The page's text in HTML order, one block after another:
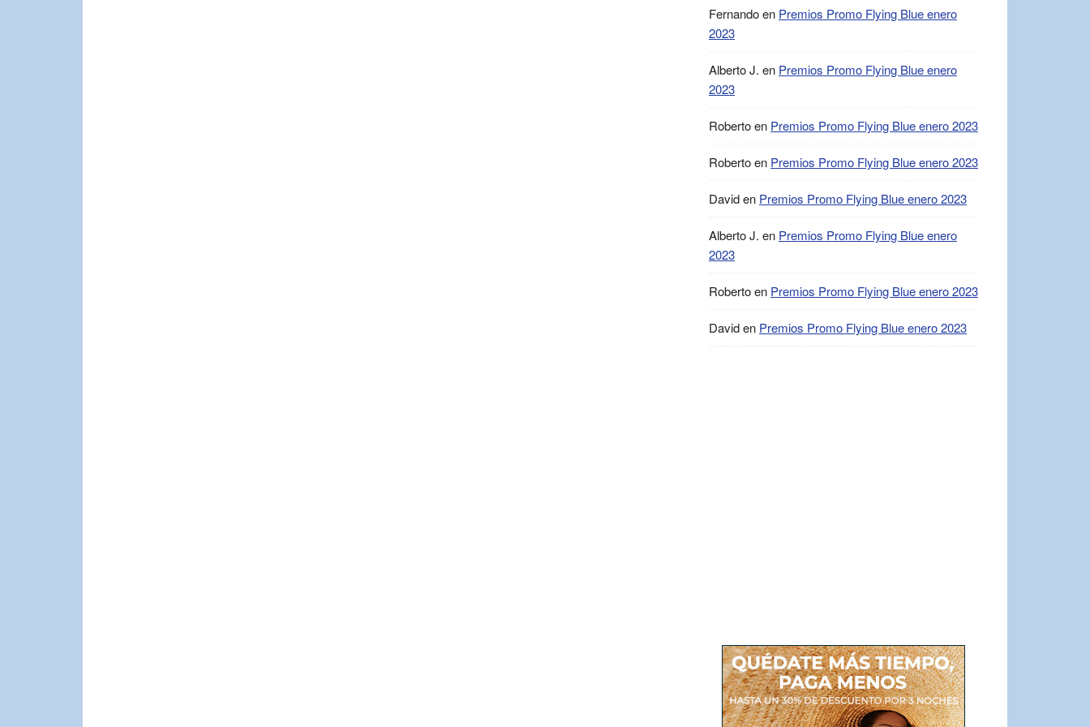
Fernandoen Premios Promo Flying Blue enero
2023
Alberto J. en Premios Promo Flying Blue enero
2023
Robertoen Premios Promo Flying Blue enero 2023
Robertoen Premios Promo Flying Blue enero 2023
Daviden Premios Promo Flying Blue enero 2023
Alberto J. en Premios Promo Flying Blue enero
2023
Robertoen Premios Promo Flying Blue enero 2023
Daviden Premios Promo Flying Blue enero 2023